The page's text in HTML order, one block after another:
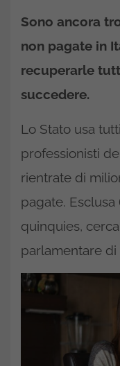
Sono ancora
non pagate in
recuperarle
succedere.
Lo Stato usa
professionisti
rientrate di
pagate.
quinquies,
parlamentare di